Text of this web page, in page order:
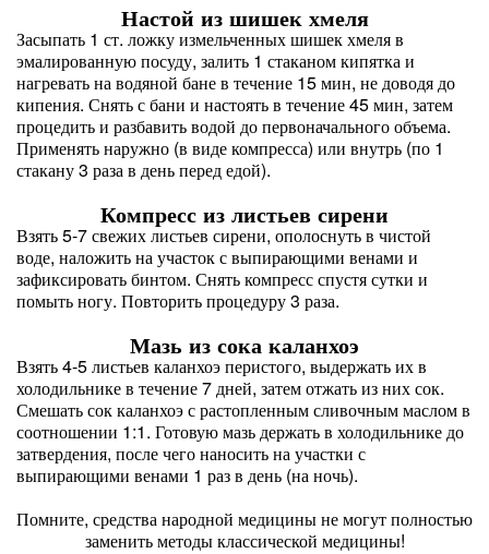
Настой из шишек хмеля
Засыпать 1 ст. ложку измельченных шишек хмеля в
эмалированную посуду, залить 1 стаканом кипятка и
нагревать на водяной бане в течение 15 мин, не доводя до
кипения. Снять с бани и настоять в течение 45 мин, затем
процедить и разбавить водой до первоначального объема.
Применять наружно (в виде компресса) или внутрь (по 1
стакану 3 раза в день перед едой).
Компресс из листьев сирени
Взять 5-7 свежих листьев сирени, ополоснуть в чистой
воде, наложить на участок с выпирающими венами и
зафиксировать бинтом. Снять компресс спустя сутки и
помыть ногу. Повторить процедуру 3 раза.
Мазь из сока каланхоэ
Взять 4-5 листьев каланхоэ перистого, выдержать их в
холодильнике в течение 7 дней, затем отжать из них сок.
Смешать сок каланхоэ с растопленным сливочным маслом в
соотношении 1:1. Готовую мазь держать в холодильнике до
затвердения, после чего наносить на участки с
выпирающими венами 1 раз в день (на ночь).
Помните, средства народной медицины не могут полностью
заменить методы классической медицины!